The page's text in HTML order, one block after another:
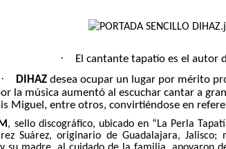
· El cantante tapatío es el autor
· DIHAZ desea ocupar un lugar por mérito
la música aumentó al escuchar cantar a
Miguel, entre otros, convirtiéndose en
, sello discográfico, ubicado en “La Perla
Suárez, originario de Guadalajara,